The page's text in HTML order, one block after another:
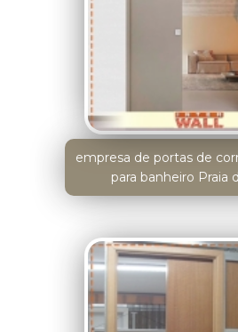
empresa de portas de
para banheiro Praia